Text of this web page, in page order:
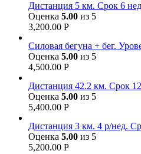
Дистанция 5 км. Срок 6
Оценка 5.00 из 5
3,200.00 Р
Силовая бегуна + бег.
Оценка 5.00 из 5
4,500.00 Р
Дистанция 42.2 км. Срок
Оценка 5.00 из 5
5,400.00 Р
Дистанция 3 км. 4 р/нед.
Оценка 5.00 из 5
5,200.00 Р